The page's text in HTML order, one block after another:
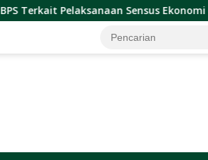
Sensus Ekonomi 2026